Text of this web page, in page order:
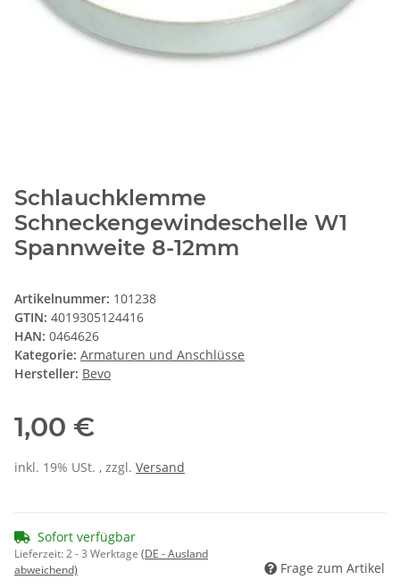
Schlauchklemme
Schneckengewindeschelle W1
Spannweite 8-12mm
Artikelnummer: 101238
GTIN: 4019305124416
HAN: 0464626
Kategorie: Armaturen und Anschlüsse
Hersteller: Bevo
1,00 €
inkl. 19% USt. , zzgl. Versand
Sofort verfügbar
Lieferzeit:2 - 3 Werktage (DE - Ausland
abweichend)
Frage zum Artikel